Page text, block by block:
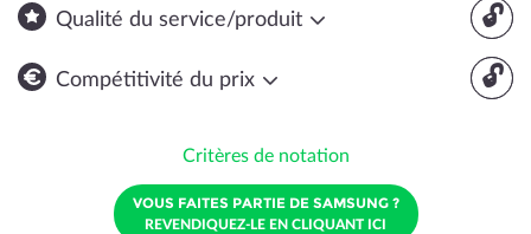
🔓
Qualité du service/produit
🔓
Compétitivité du prix
Critères de notation
VOUS FAITES PARTIE DE SAMSUNG ?
REVENDIQUEZ-LE EN CLIQUANT ICI